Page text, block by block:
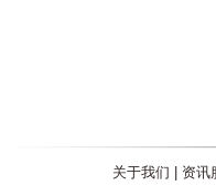
关于我们 资讯